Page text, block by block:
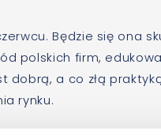
Będzie się ona
polskich firm,
dobrą, a co złą
rynku.